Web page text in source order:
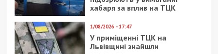
жаловались – уже сейчас во многих детских
садах на многочисленные детские группы лишь
один воспитатель. Были случаи, когда директор
учреждения просила бесплатно провести
утренник или какое-либо мероприятия.